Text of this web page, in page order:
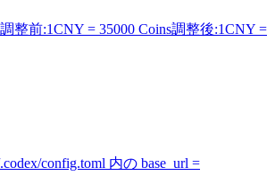
前:1CNY = 35000 Coins調整後:1CNY =
config.toml 内の base_url =